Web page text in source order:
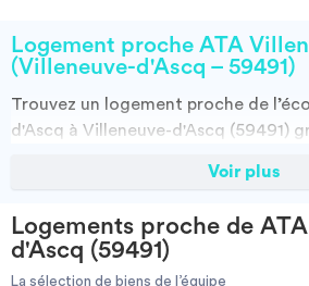
Je cherche un logement
Villes
Logement proche ATA
(Villeneuve-d'Ascq – 59491)
Trouvez un logement proche de
d'Ascq à Villeneuve-d'Ascq (59491)
Découvrez nos milliers d’offres de
par particuliers, par agences et
tous les choix.
Voir plus
Logements proche de
d'Ascq (59491)
La sélection de biens de l’équipe